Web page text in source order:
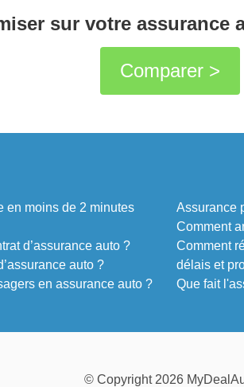
sur votre assurance
Comparer >
en moins de 2 minutes
d’assurance auto ?
auto ?
en assurance auto ?
Assurance
Comment
Comment
délais et
Que fait
© Copyright 2026